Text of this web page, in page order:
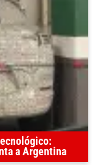
a Argentina